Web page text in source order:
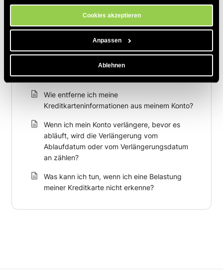
Cookies akzeptieren
Anpassen
Ablehnen
Zum Thema Passende Artikel
Wie man eine Bestellung verifizieren kann
Wie man ein neues Paket bestellt
Häufigste Gründe für das Scheitern einer
Zahlung
Wie entferne ich meine
Kreditkarteninformationen aus meinem Konto?
Wenn ich mein Konto verlängere, bevor es
abläuft, wird die Verlängerung vom
Ablaufdatum oder vom Verlängerungsdatum
an zählen?
Was kann ich tun, wenn ich eine Belastung
meiner Kreditkarte nicht erkenne?